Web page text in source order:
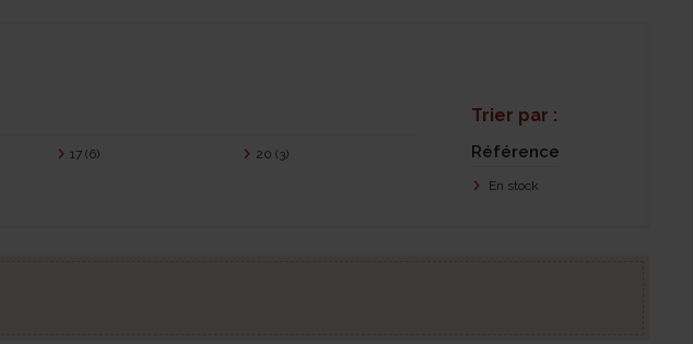
Trier par :
Référence
En stock
17(6) 20(3)